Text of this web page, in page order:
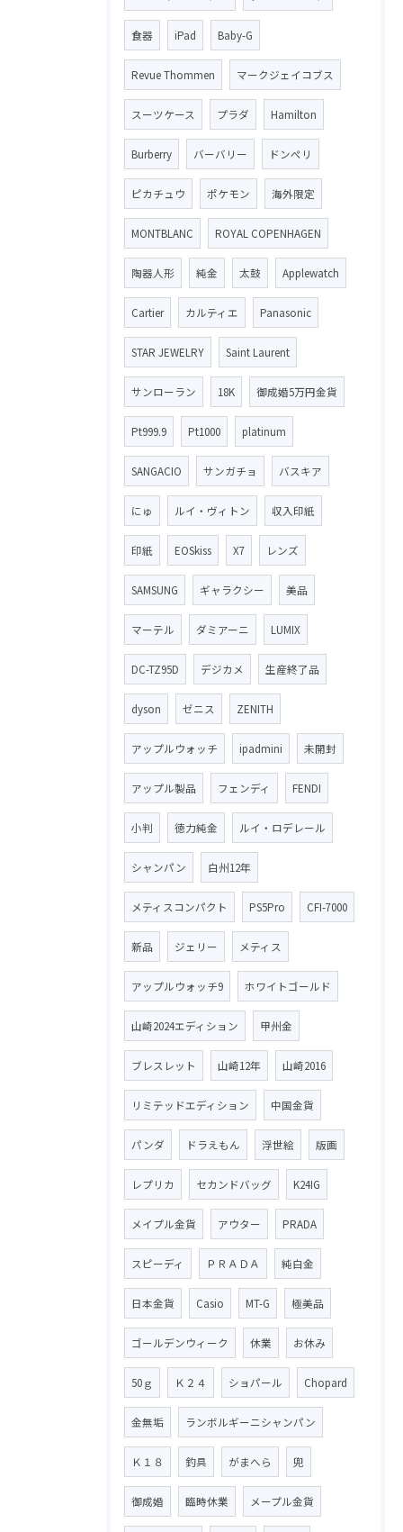
食器 iPad Baby-G
Revue Thommen マークジェイコブス
スーツケース プラダ Hamilton
Burberry バーバリー ドンペリ
ピカチュウ ポケモン 海外限定
MONTBLANC ROYAL COPENHAGEN
陶器人形 純金 太鼓 Applewatch
Cartier カルティエ Panasonic
STAR JEWELRY Saint Laurent
サンローラン 18K 御成婚5万円金貨
Pt999.9 Pt1000 platinum
SANGACIO サンガチョ バスキア
にゅ ルイ・ヴィトン 収入印紙
印紙 EOSkiss X7 レンズ
SAMSUNG ギャラクシー 美品
マーテル ダミアーニ LUMIX
DC-TZ95D デジカメ 生産終了品
dyson ゼニス ZENITH
アップルウォッチ ipadmini 未開封
アップル製品 フェンディ FENDI
小判 徳力純金 ルイ・ロデレール
シャンパン 白州12年
メティスコンパクト PS5Pro CFI-7000
新品 ジェリー メティス
アップルウォッチ9 ホワイトゴールド
山崎2024エディション 甲州金
ブレスレット 山崎12年 山崎2016
リミテッドエディション 中国金貨
パンダ ドラえもん 浮世絵 版画
レプリカ セカンドバッグ K24IG
メイプル金貨 アウター PRADA
スピーディ ＰＲＡＤＡ 純白金
日本金貨 Casio MT-G 極美品
ゴールデンウィーク 休業 お休み
50ｇ Ｋ２４ ショパール Chopard
金無垢 ランボルギーニシャンパン
Ｋ１８ 釣具 がまへら 兜
御成婚 臨時休業 メープル金貨